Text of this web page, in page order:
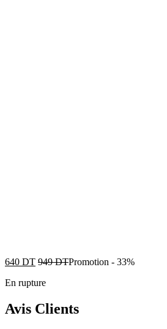
640 DT 949DTPromotion - 33%
En rupture
Avis Clients